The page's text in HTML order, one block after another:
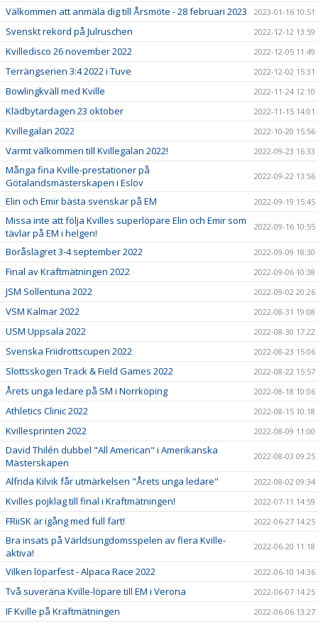
Välkommen att anmäla dig till Årsmöte - 28 februari 2023 2023-01-16 10:51
Svenskt rekord på Julruschen 2022-12-12 13:59
Kvilledisco 26 november 2022 2022-12-05 11:49
Terrängserien 3:4 2022 i Tuve 2022-12-02 15:31
Bowlingkväll med Kville 2022-11-24 12:10
Klädbytardagen 23 oktober 2022-11-15 14:01
Kvillegalan 2022 2022-10-20 15:56
Varmt välkommen till Kvillegalan 2022! 2022-09-23 16:33
Många fina Kville-prestationer på
Götalandsmästerskapen i Eslöv
2022-09-22 13:56
Elin och Emir bästa svenskar på EM 2022-09-19 15:45
Missa inte att följa Kvilles superlöpare Elin och Emir som
tävlar på EM i helgen!
2022-09-16 10:55
Boråslägret 3-4 september 2022 2022-09-09 18:30
Final av Kraftmätningen 2022 2022-09-06 10:38
JSM Sollentuna 2022 2022-09-02 20:26
VSM Kalmar 2022 2022-08-31 19:08
USM Uppsala 2022 2022-08-30 17:22
Svenska Friidrottscupen 2022 2022-08-23 15:06
Slottsskogen Track & Field Games 2022 2022-08-22 15:57
Årets unga ledare på SM i Norrköping 2022-08-18 10:06
Athletics Clinic 2022 2022-08-15 10:18
Kvillesprinten 2022 2022-08-09 11:00
David Thilén dubbel "All American" i Amerikanska
Mästerskapen
2022-08-03 09:25
Alfrida Kilvik får utmärkelsen "Årets unga ledare" 2022-08-02 09:34
Kvilles pojklag till final i Kraftmätningen! 2022-07-11 14:59
FRiiSK är igång med full fart! 2022-06-27 14:25
Bra insats på Världsungdomsspelen av flera Kville-
aktiva!
2022-06-20 11:18
Vilken löparfest - Alpaca Race 2022 2022-06-10 14:36
Två suveräna Kville-löpare till EM i Verona 2022-06-07 14:25
IF Kville på Kraftmätningen 2022-06-06 13:27